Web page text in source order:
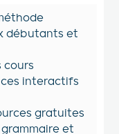
débutants et
cours
interactifs
gratuites
et